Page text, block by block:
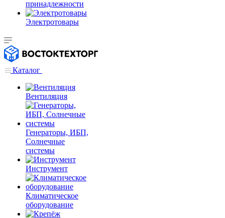
принадлежности
Электротовары
Каталог
Вентиляция
Генераторы, ИБП,
Солнечные
системы
Инструмент
Климатическое
оборудование